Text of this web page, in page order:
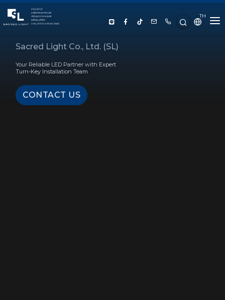
TH
HOME
ABOUT US
PRODUCT
Sacred Light Co., Ltd. (SL)
Your Reliable LED Partner with Expert
Turn-Key Installation Team
CONTACT US